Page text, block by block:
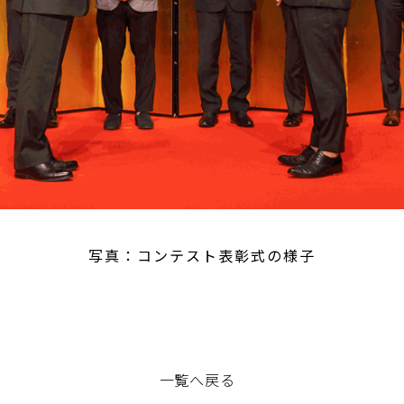
写真：コンテスト表彰式の様子
一覧へ戻る